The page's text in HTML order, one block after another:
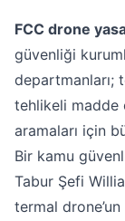
FCC drone
güvenliği
departmanları;
tehlikeli madde
aramaları için
Bir kamu
Tabur Şefi
termal